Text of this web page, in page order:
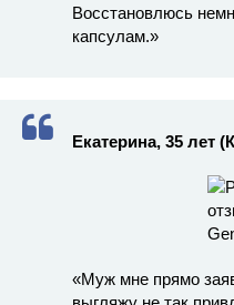
Восстановлюсь
капсулам.»
Екатерина, 35 лет
«Муж мне прямо